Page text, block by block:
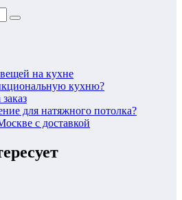
на кухне
кухню?
для натяжного потолка?
с доставкой